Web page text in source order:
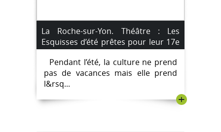
La Roche-sur-Yon. Théâtre : Les
Esquisses d’été prêtes pour leur 17e
édition
Pendant l’été, la culture ne prend
pas de vacances mais elle prend
l&rsq...
+